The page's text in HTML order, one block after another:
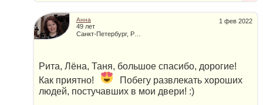
1 фев 2022
Анна
49 лет
Рита, Лёна, Таня, большое спасибо, дорогие!
Как приятно!
Побегу развлекать хороших
людей, постучавших в мои двери! :)